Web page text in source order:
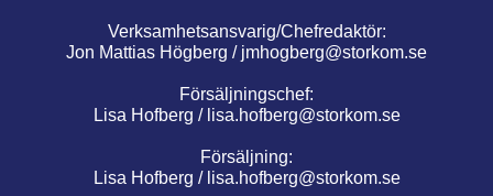
Verksamhetsansvarig/Chefredaktör:
Jon Mattias Högberg / jmhogberg@storkom.se
Försäljningschef:
Lisa Hofberg / lisa.hofberg@storkom.se
Försäljning:
Lisa Hofberg / lisa.hofberg@storkom.se